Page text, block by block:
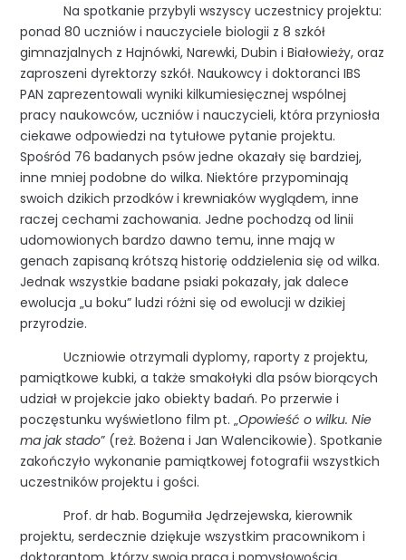
Na spotkanie przybyli wszyscy uczestnicy projektu:
ponad 80 uczniów i nauczyciele biologii z 8 szkół
gimnazjalnych z Hajnówki, Narewki, Dubin i Białowieży, oraz
zaproszeni dyrektorzy szkół. Naukowcy i doktoranci IBS
PAN zaprezentowali wyniki kilkumiesięcznej wspólnej
pracy naukowców, uczniów i nauczycieli, która przyniosła
ciekawe odpowiedzi na tytułowe pytanie projektu.
Spośród 76 badanych psów jedne okazały się bardziej,
inne mniej podobne do wilka. Niektóre przypominają
swoich dzikich przodków i krewniaków wyglądem, inne
raczej cechami zachowania. Jedne pochodzą od linii
udomowionych bardzo dawno temu, inne mają w
genach zapisaną krótszą historię oddzielenia się od wilka.
Jednak wszystkie badane psiaki pokazały, jak dalece
ewolucja „u boku” ludzi różni się od ewolucji w dzikiej
przyrodzie.
Uczniowie otrzymali dyplomy, raporty z projektu,
pamiątkowe kubki, a także smakołyki dla psów biorących
udział w projekcie jako obiekty badań. Po przerwie i
poczęstunku wyświetlono film pt. „Opowieść o wilku. Nie
ma jak stado” (reż. Bożena i Jan Walencikowie). Spotkanie
zakończyło wykonanie pamiątkowej fotografii wszystkich
uczestników projektu i gości.
Prof. dr hab. Bogumiła Jędrzejewska, kierownik
projektu, serdecznie dziękuje wszystkim pracownikom i